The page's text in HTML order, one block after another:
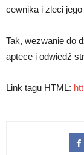
cewnika i zleci
Tak, wezwanie do
aptece i odwiedź
Link tagu HTML: